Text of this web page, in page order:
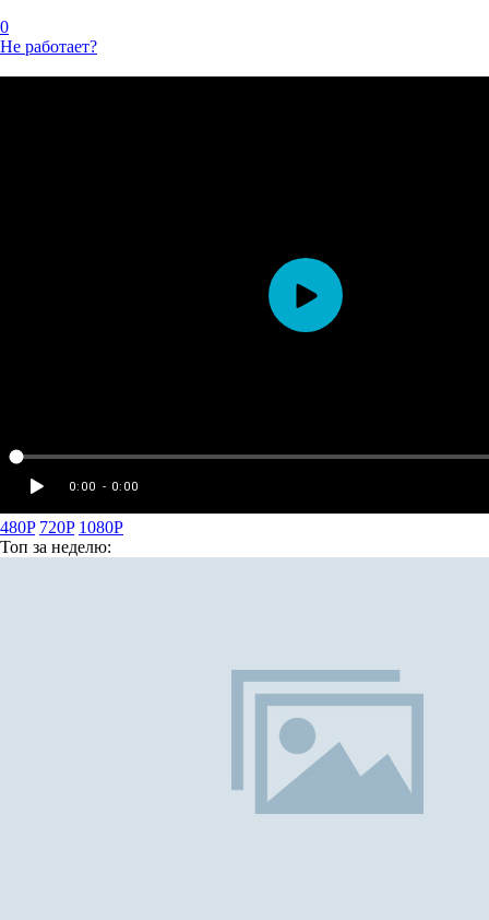
0
Не работает?
480P 720P 1080P
Топ за неделю: